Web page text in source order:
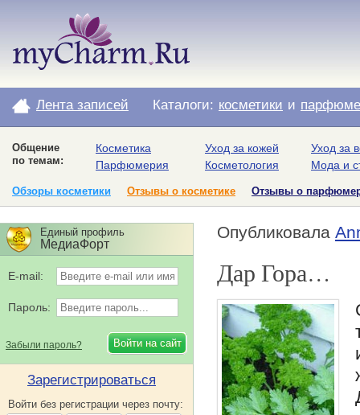
Лента записей Каталоги: косметики и
Общение
по темам:
Косметика
Парфюмерия
Уход за кожей
Косметология
Уход за
Мода и
Обзоры косметики Отзывы о косметике Отзывы о
Опубликовала
Дар Гора…
Единый профиль
МедиаФорт
E-mail:
Пароль:
Забыли пароль?
Зарегистрироваться
Войти без регистрации через почту: